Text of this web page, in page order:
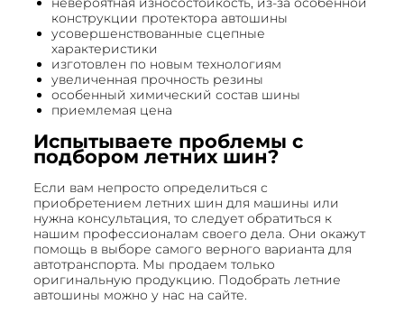
конструкции протектора автошины
усовершенствованные сцепные
характеристики
изготовлен по новым технологиям
увеличенная прочность резины
особенный химический состав шины
приемлемая цена
Испытываете проблемы с
подбором летних шин?
Если вам непросто определиться с
приобретением летних шин для машины или
нужна консультация, то следует обратиться к
нашим профессионалам своего дела. Они окажут
помощь в выборе самого верного варианта для
автотранспорта. Мы продаем только
оригинальную продукцию. Подобрать летние
автошины можно у нас на сайте.